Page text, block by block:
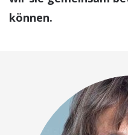
können.